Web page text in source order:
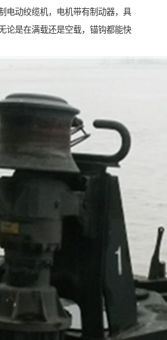
电动绞缆机，电机带有制动器，具
论是在满载还是空载，锚钩都能快